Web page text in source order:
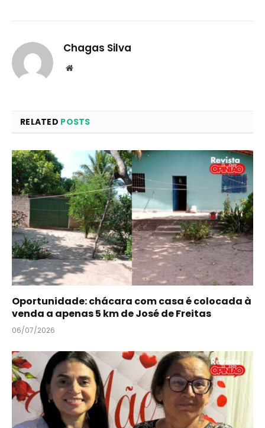
Chagas Silva
Website
RELATED POSTS
Oportunidade: chácara com casa é colocada à
venda a apenas 5 km de José de Freitas
06/07/2026